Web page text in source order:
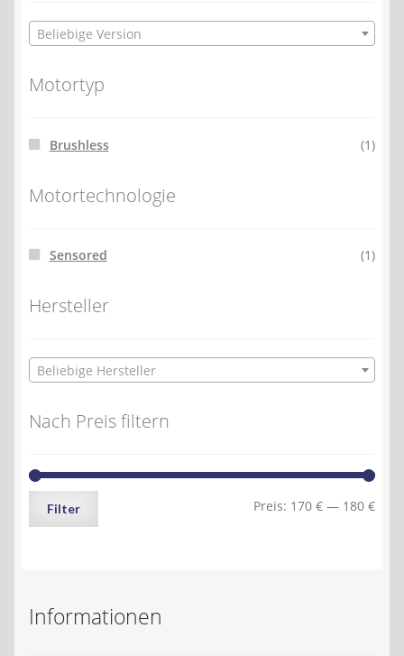
Beliebige Version
Motortyp
Brushless (1)
Motortechnologie
Sensored (1)
Hersteller
Beliebige Hersteller
Nach Preis filtern
Min.
Max.
Filter Preis: 170 € — 180 €
Informationen